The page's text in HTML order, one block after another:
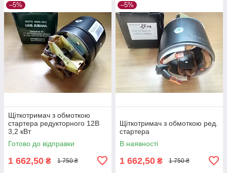
–5%
Щіткотримач з обмоткою
стартера редукторного 12В
3,2 кВт
Готово до відправки
1 662,50 ₴ 1 750 ₴
–5%
Щіткотримач з обмоткою ред.
стартера
В наявності
1 662,50 ₴ 1 750 ₴